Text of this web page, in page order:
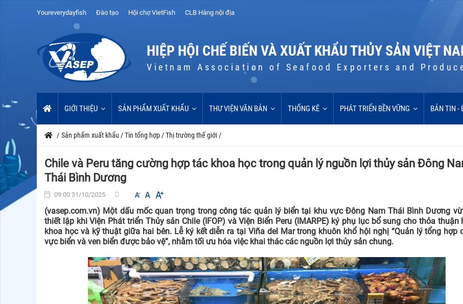
Youreverydayfish Đào tạo Hội chợ VietFish CLB Hàng nội địa
HIỆP HỘI CHẾ BIẾN VÀ XUẤT KHẨU THỦY SẢN VIỆT
Vietnam Association of Seafood Exporters and
GIỚI THIỆU SẢN PHẨM XUẤT KHẨU THƯ VIỆN VĂN BẢN THỐNG KÊ PHÁT TRIỂN BỀN VỮNG BẢN TIN -
/ Sản phẩm xuất khẩu /Tin tổng hợp /Thị trường thế giới /
Chile và Peru tăng cường hợp tác khoa học trong quản lý nguồn lợi thủy sản Đông
Thái Bình Dương
09:00 31/10/2025
(vasep.com.vn) Một dấu mốc quan trọng trong công tác quản lý biển tại khu vực Đông Nam Thái Bình Dương
thiết lập khi Viện Phát triển Thủy sản Chile (IFOP) và Viện Biển Peru (IMARPE) ký phụ lục bổ sung cho thỏa thuận
khoa học và kỹ thuật giữa hai bên. Lễ ký kết diễn ra tại Viña del Mar trong khuôn khổ hội nghị “Quản lý tổng hợp
vực biển và ven biển được bảo vệ”, nhằm tối ưu hóa việc khai thác các nguồn lợi thủy sản chung.